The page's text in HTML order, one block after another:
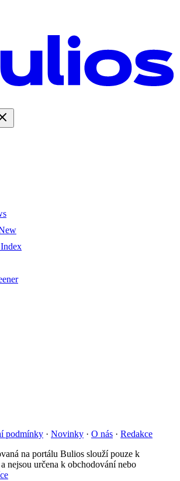
podmínky · Novinky · O nás · Redakce
na portálu Bulios slouží pouze k
nejsou určena k obchodování nebo